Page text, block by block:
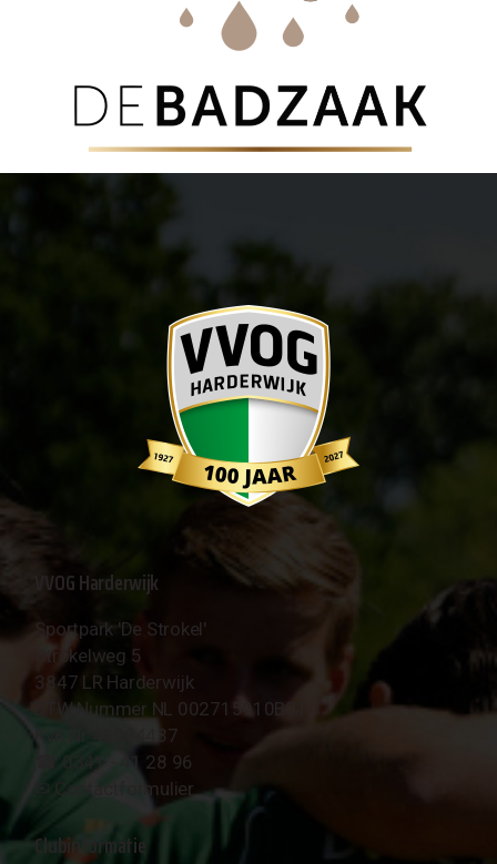
VVOG Harderwijk
Sportpark 'De Strokel'
Strokelweg 5
3847 LR Harderwijk
BTW Nummer NL 002715910B01
KvK Nr 40094437
☎︎ 0341 - 41 28 96
✉︎ Contactformulier
Clubinformatie